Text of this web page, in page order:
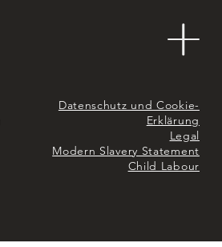
Datenschutz und Cookie-
Erklärung
Legal
Modern Slavery Statement
Child Labour